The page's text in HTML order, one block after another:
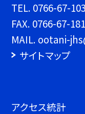
TEL. 0766-67-
FAX. 0766-67-
MAIL. ootani-
サイトマップ
アクセス統計